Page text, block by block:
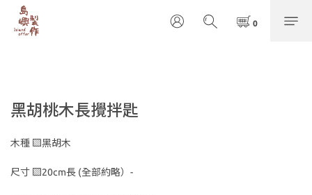
黑胡桃木長攪拌匙
木種 ▧黑胡木
尺寸 ▧20cm長 (全部約略）-